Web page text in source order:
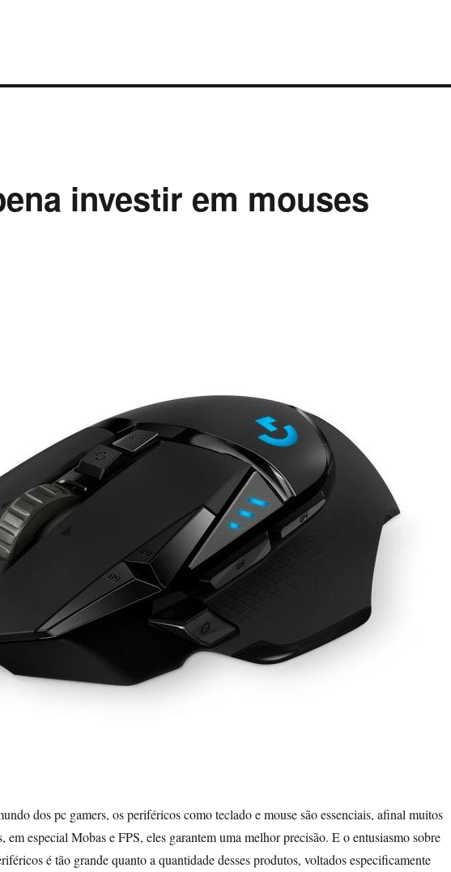
investir em mouses
dos pc gamers, os periféricos como teclado e mouse são essenciais, afinal muitos
em especial Mobas e FPS, eles garantem uma melhor precisão. E o entusiasmo sobre
é tão grande quanto a quantidade desses produtos, voltados especificamente